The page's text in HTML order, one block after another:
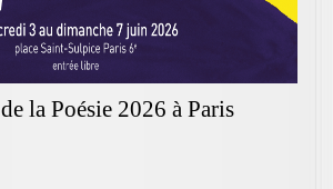
la Poésie 2026 à Paris